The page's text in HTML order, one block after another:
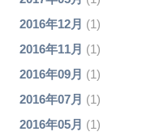
2016年12月 (1)
2016年11月 (1)
2016年09月 (1)
2016年07月 (1)
2016年05月 (1)